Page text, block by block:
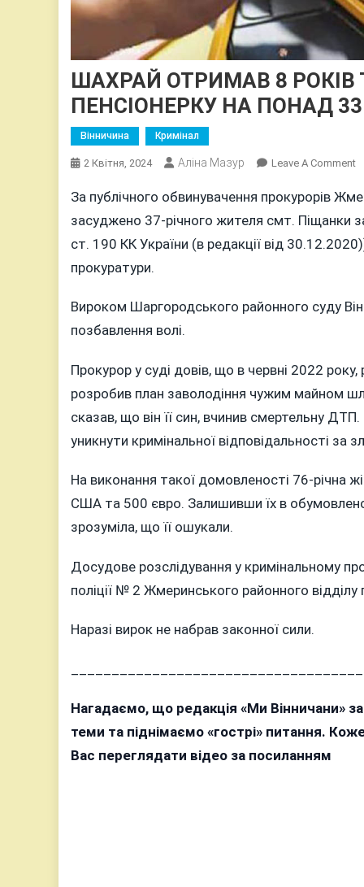
ШАХРАЙ ОТРИМАВ 8
ПЕНСІОНЕРКУ НА ПОНАД
Вінничина Кримінал
2 Квітня, 2024 Аліна Мазур Leave A CommentOn
8
За публічного обвинувачення прокурорів
засуджено 37-річного жителя смт. Піщанки
ст. 190 КК України (в редакції від
прокуратури.
Вироком Шаргородського районного суду
позбавлення волі.
Прокурор у суді довів, що в червні 2022
розробив план заволодіння чужим майном
сказав, що він її син, вчинив смертельну
уникнути кримінальної відповідальності за
На виконання такої домовленості 76-річна
США та 500 євро. Залишивши їх в
зрозуміла, що її ошукали.
Досудове розслідування у кримінальному
поліції № 2 Жмеринського районного відділу
Наразі вирок не набрав законної сили.
Нагадаємо, що редакція «Ми Вінничани»
теми та піднімаємо «гострі» питання.
Вас переглядати відео за посиланням